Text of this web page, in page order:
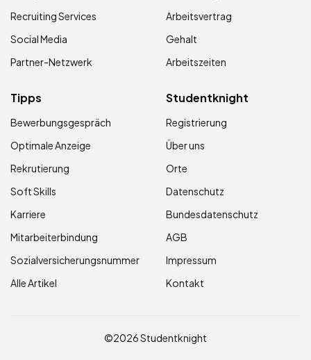
Recruiting Services
Social Media
Partner-Netzwerk
Arbeitsvertrag
Gehalt
Arbeitszeiten
Tipps
Bewerbungsgespräch
Optimale Anzeige
Rekrutierung
Soft Skills
Karriere
Mitarbeiterbindung
Sozialversicherungsnummer
Alle Artikel
Studentknight
Registrierung
Über uns
Orte
Datenschutz
Bundesdatenschutz
AGB
Impressum
Kontakt
©2026 Studentknight